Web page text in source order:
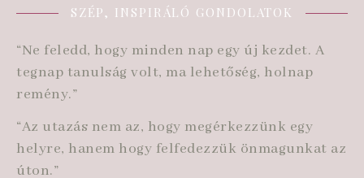
SZÉP, INSPIRÁLÓ GONDOLATOK
“Ne feledd, hogy minden nap egy új kezdet. A
tegnap tanulság volt, ma lehetőség, holnap
remény.”
“Az utazás nem az, hogy megérkezzünk egy
helyre, hanem hogy felfedezzük önmagunkat az
úton.”